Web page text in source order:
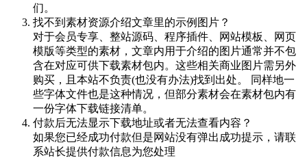
们。
找不到素材资源介绍文章里的示例图片？
对于会员专享、整站源码、程序插件、网站模板、网页
模版等类型的素材，文章内用于介绍的图片通常并不包
含在对应可供下载素材包内。这些相关商业图片需另外
购买，且本站不负责(也没有办法)找到出处。 同样地一
些字体文件也是这种情况，但部分素材会在素材包内有
一份字体下载链接清单。
付款后无法显示下载地址或者无法查看内容？
如果您已经成功付款但是网站没有弹出成功提示，请联
系站长提供付款信息为您处理